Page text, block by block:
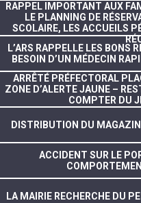
RAPPEL IMPORTANT AUX
LE PLANNING DE
SCOLAIRE, LES ACCUEILS
L’ARS RAPPELLE LES BONS
BESOIN D’UN MÉDECIN
ARRÊTÉ PRÉFECTORAL
ZONE D’ALERTE JAUNE –
COMPTER DU
DISTRIBUTION DU
ACCIDENT SUR LE
LA MAIRIE RECHERCHE DU